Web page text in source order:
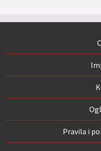
Pravila i